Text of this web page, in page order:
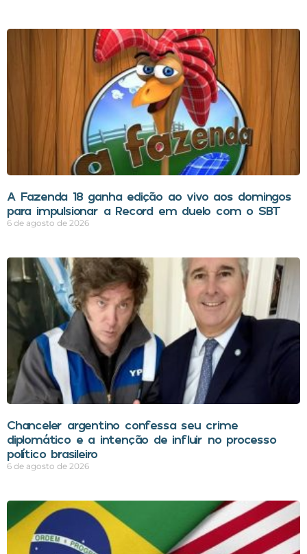
A Fazenda 18 ganha edição ao vivo aos domingos
para impulsionar a Record em duelo com o SBT
6 de agosto de 2026
Chanceler argentino confessa seu crime
diplomático e a intenção de influir no processo
político brasileiro
6 de agosto de 2026